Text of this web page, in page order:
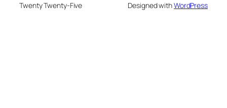
Twenty Twenty-Five Designed withWordPress